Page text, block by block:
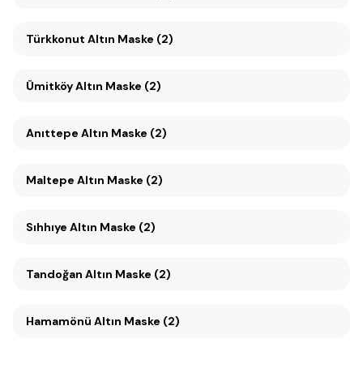
Türkkonut Altın Maske (2)
Ümitköy Altın Maske (2)
Anıttepe Altın Maske (2)
Maltepe Altın Maske (2)
Sıhhıye Altın Maske (2)
Tandoğan Altın Maske (2)
Hamamönü Altın Maske (2)